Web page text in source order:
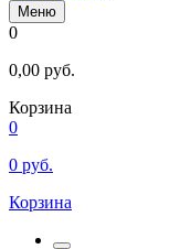
Меню
0
0,00 руб.
Корзина
0
0 руб.
Корзина